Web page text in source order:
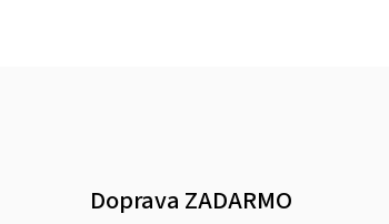
Doprava ZADARMO